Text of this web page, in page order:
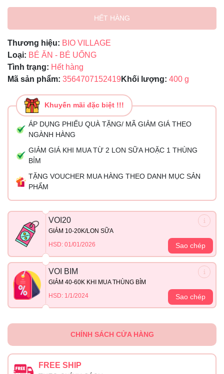
HẾT HÀNG
Thương hiệu: BIO VILLAGE
Loại: BÉ ĂN - BÉ UỐNG
Tình trạng: Hết hàng
Mã sản phẩm: 3564707152419 Khối lượng: 400 g
Khuyến mãi đặc biệt !!!
ÁP DỤNG PHIẾU QUÀ TẶNG/ MÃ GIẢM GIÁ THEO
NGÀNH HÀNG
GIẢM GIÁ KHI MUA TỪ 2 LON SỮA HOẶC 1 THÙNG
BỈM
TẶNG VOUCHER MUA HÀNG THEO DANH MỤC SẢN
PHẨM
VOI20
GIẢM 10-20K/LON SỮA
HSD: 01/01/2026
Sao chép
VOI BIM
GIẢM 40-60K KHI MUA THÙNG BỈM
HSD: 1/1/2024
Sao chép
CHÍNH SÁCH CỬA HÀNG
FREE SHIP